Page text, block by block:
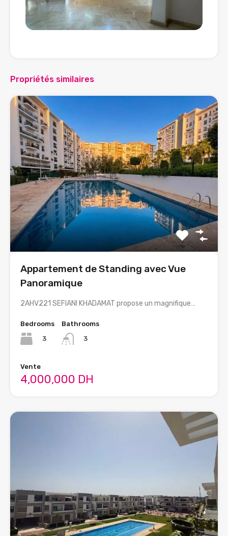
Propriétés similaires
Appartement de Standing avec Vue
Panoramique
2AHV221 SEFIANI KHADAMAT propose un magnifique…
Bedrooms
3
Bathrooms
3
Vente
4,000,000 DH